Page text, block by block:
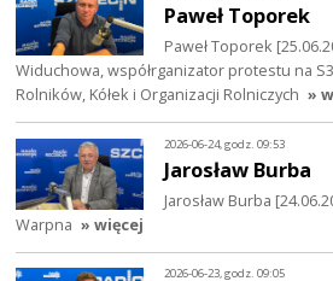
Paweł Toporek
Paweł Toporek
Widuchowa, współrganizator protestu na
Rolników, Kółek i Organizacji Rolniczych »
2026-06-24, godz. 09:53
Jarosław Burba
Jarosław Burba
Warpna » więcej
2026-06-23, godz. 09:05